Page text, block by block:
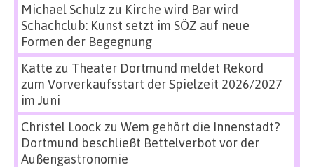
Michael Schulz zu Kirche wird Bar wird
Schachclub: Kunst setzt im SÖZ auf neue
Formen der Begegnung
Katte zu Theater Dortmund meldet Rekord
zum Vorverkaufsstart der Spielzeit 2026/2027
im Juni
Christel Loock zu Wem gehört die Innenstadt?
Dortmund beschließt Bettelverbot vor der
Außengastronomie